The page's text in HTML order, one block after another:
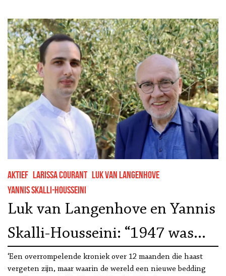
Aktief Larissa Courant Luk van Langenhove
Yannis Skalli-Housseini
Luk van Langenhove en Yannis
Skalli-Housseini: “1947 was
een scharnierjaar”
‘Een overrompelende kroniek over 12 maanden die haast
vergeten zijn, maar waarin de wereld een nieuwe bedding